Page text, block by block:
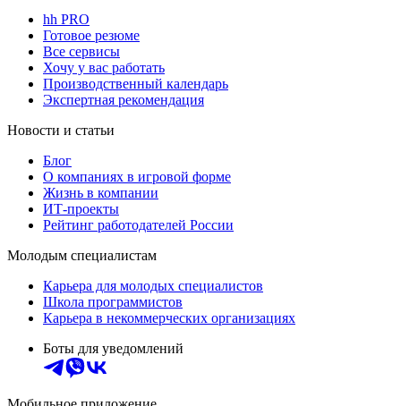
hh PRO
Готовое резюме
Все сервисы
Хочу у вас работать
Производственный календарь
Экспертная рекомендация
Новости и статьи
Блог
О компаниях в игровой форме
Жизнь в компании
ИТ-проекты
Рейтинг работодателей России
Молодым специалистам
Карьера для молодых специалистов
Школа программистов
Карьера в некоммерческих организациях
Боты для уведомлений